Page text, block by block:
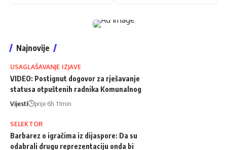
Najnovije
USAGLAŠAVANJE IZJAVE
VIDEO: Postignut dogovor za rješavanje
statusa otpuštenih radnika Komunalnog
Vijesti prije 6h 11min
SELEKTOR
Barbarez o igračima iz dijaspore: Da su
odabrali drugu reprezentaciju onda bi